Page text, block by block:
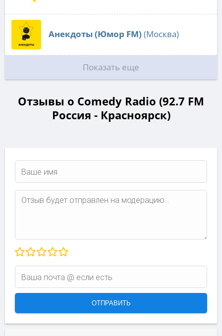
Анекдоты (Юмор FM) (Москва)
Показать еще
Отзывы о Comedy Radio (92.7 FM
Россия - Красноярск)